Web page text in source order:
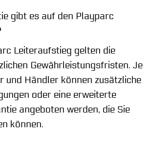
gibt es auf den Playparc
Leiteraufstieg gelten die
Gewährleistungsfristen. Je
und Händler können zusätzliche
oder eine erweiterte
angeboten werden, die Sie
können.